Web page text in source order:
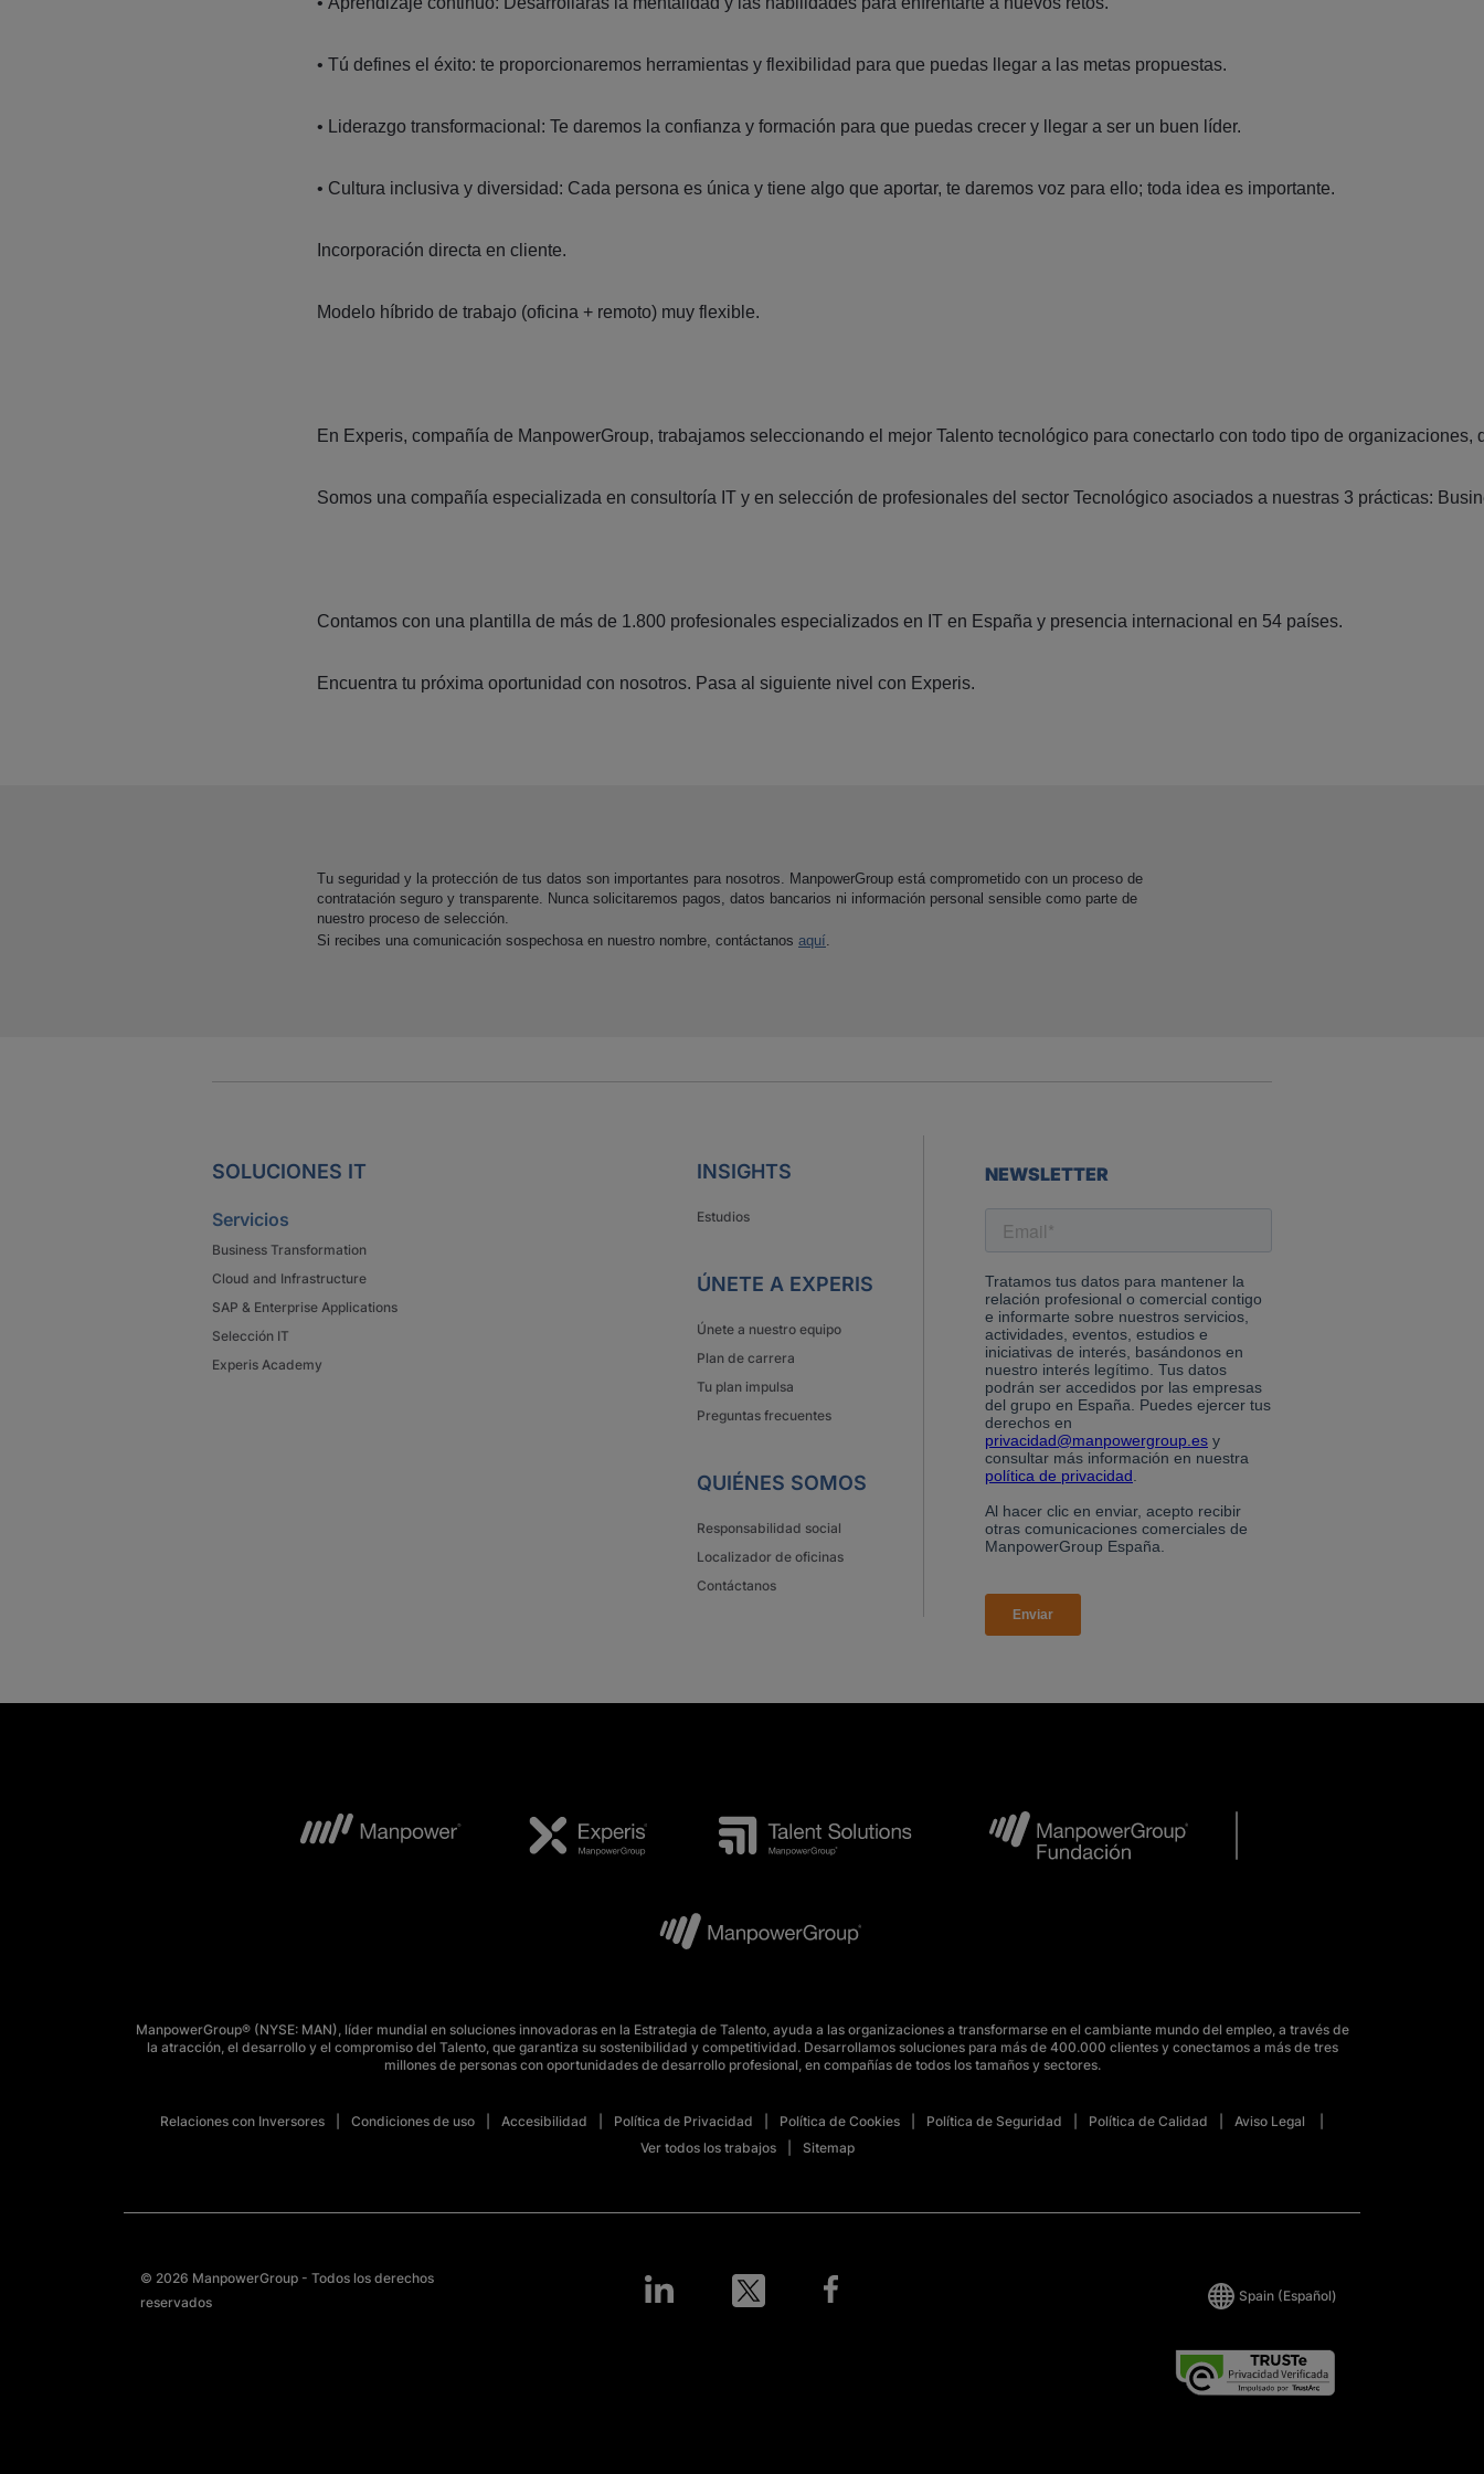
• Tú defines el éxito: te proporcionaremos herramientas y flexibilidad para que puedas llegar a las metas propuestas.
• Liderazgo transformacional: Te daremos la confianza y formación para que puedas crecer y llegar a ser un buen líder.
• Cultura inclusiva y diversidad: Cada persona es única y tiene algo que aportar, te daremos voz para ello; toda idea es importante.
Incorporación directa en cliente.
Modelo híbrido de trabajo (oficina + remoto) muy flexible.
En Experis, compañía de ManpowerGroup, trabajamos seleccionando el mejor Talento tecnológico para conectarlo con todo tipo de organizaciones,
Somos una compañía especializada en consultoría IT y en selección de profesionales del sector Tecnológico asociados a nuestras 3 prácticas:
Contamos con una plantilla de más de 1.800 profesionales especializados en IT en España y presencia internacional en 54 países.
Encuentra tu próxima oportunidad con nosotros. Pasa al siguiente nivel con Experis.
Tu seguridad y la protección de tus datos son importantes para nosotros. ManpowerGroup está comprometido con un proceso de
contratación seguro y transparente. Nunca solicitaremos pagos, datos bancarios ni información personal sensible como parte de
nuestro proceso de selección.
Si recibes una comunicación sospechosa en nuestro nombre, contáctanos aquí.
SOLUCIONES IT
Servicios
Business Transformation
Cloud and Infrastructure
SAP & Enterprise Applications
Selección IT
Experis Academy
INSIGHTS
Estudios
ÚNETE A EXPERIS
Únete a nuestro equipo
Plan de carrera
Tu plan impulsa
Preguntas frecuentes
QUIÉNES SOMOS
Responsabilidad social
Localizador de oficinas
Contáctanos
NEWSLETTER
ManpowerGroup® (NYSE: MAN), líder mundial en soluciones innovadoras en la Estrategia de Talento, ayuda a las organizaciones a transformarse en el cambiante mundo del empleo, a través de
la atracción, el desarrollo y el compromiso del Talento, que garantiza su sostenibilidad y competitividad. Desarrollamos soluciones para más de 400.000 clientes y conectamos a más de tres
millones de personas con oportunidades de desarrollo profesional, en compañías de todos los tamaños y sectores.
Relaciones con Inversores Condiciones de uso Accesibilidad Política de Privacidad Política de Cookies Política de Seguridad Política de Calidad
Aviso Legal
Ver todos los trabajos
Sitemap
© 2026 ManpowerGroup - Todos los derechos
reservados
Spain (Español)